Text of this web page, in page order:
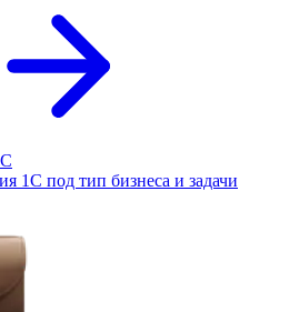
1С под тип бизнеса и задачи